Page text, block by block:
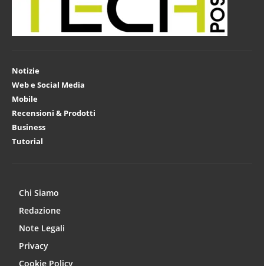
Notizie
Web e Social Media
Mobile
Recensioni & Prodotti
Business
Tutorial
Chi Siamo
Redazione
Note Legali
Privacy
Cookie Policy